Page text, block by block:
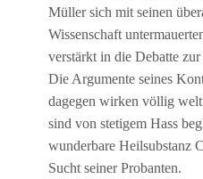
Müller sich mit seinen
Wissenschaft
verstärkt in die Debatte
Die Argumente seines
dagegen wirken völlig
sind von stetigem Hass
wunderbare Heilsubstanz
Sucht seiner Probanten.